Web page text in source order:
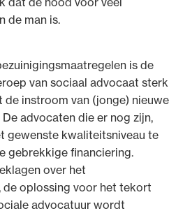
de man is.
is de
van sociaal advocaat sterk
instroom van (jonge) nieuwe
advocaten die er nog zijn,
gewenste kwaliteitsniveau te
gebrekkige financiering.
over het
de oplossing voor het tekort
advocatuur wordt